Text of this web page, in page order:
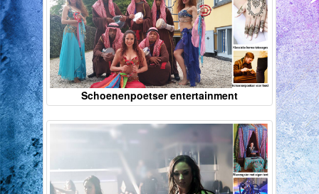
Schoenenpoetser entertainment